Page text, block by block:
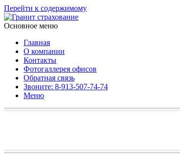
Перейти к содержимому
Основное меню
Главная
О компании
Контакты
Фотогаллерея офисов
Обратная связь
Звоните: 8-913-507-74-74
Меню